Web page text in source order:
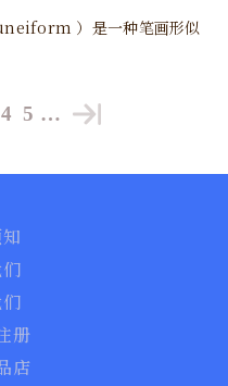
）是一种笔画形似
4 5 …
册
店